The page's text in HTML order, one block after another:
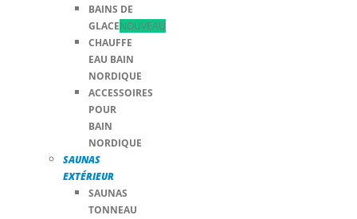
BAINS DE
GLACENOUVEAU
CHAUFFE
EAU BAIN
NORDIQUE
ACCESSOIRES
POUR
BAIN
NORDIQUE
SAUNAS
EXTÉRIEUR
SAUNAS
TONNEAU